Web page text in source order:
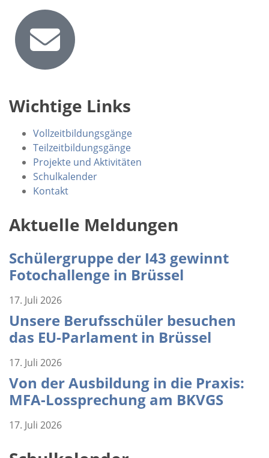
Wichtige Links
Vollzeitbildungsgänge
Teilzeitbildungsgänge
Projekte und Aktivitäten
Schulkalender
Kontakt
Aktuelle Meldungen
Schülergruppe der I43 gewinnt
Fotochallenge in Brüssel
17. Juli 2026
Unsere Berufsschüler besuchen
das EU-Parlament in Brüssel
17. Juli 2026
Von der Ausbildung in die Praxis:
MFA-Lossprechung am BKVGS
17. Juli 2026